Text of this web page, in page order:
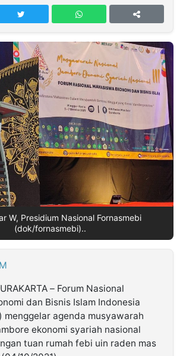
W, Presidium Nasional Fornasmebi
(dok/fornasmebi)..
– Forum Nasional
dan Bisnis Islam Indonesia
menggelar agenda musyawarah
ekonomi syariah nasional
tuan rumah febi uin raden mas